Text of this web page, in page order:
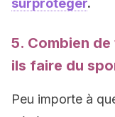
surprotéger.
5. Combien
ils faire du
Peu importe à